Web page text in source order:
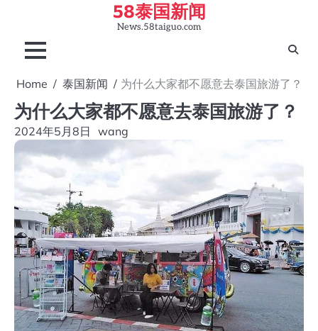
content
58泰国新闻
News.58taiguo.com
Home 泰国新闻 为什么大家都不愿意去泰国旅游了？
为什么大家都不愿意去泰国旅游了？
2024年5月8日 wang